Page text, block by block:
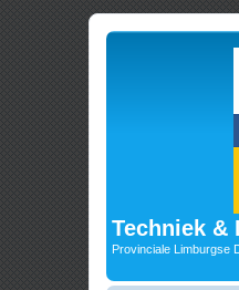
Techniek &
Provinciale Limburgse